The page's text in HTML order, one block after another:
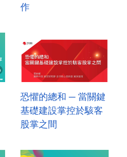
作
恐懼的總和 ─ 當關鍵
基礎建設掌控於駭客
股掌之間